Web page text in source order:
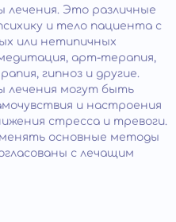
Это различные
и тело пациента с
или нетипичных
арт-терапия,
гипноз и другие.
могут быть
и настроения
стресса и тревоги.
основные методы
с лечащим